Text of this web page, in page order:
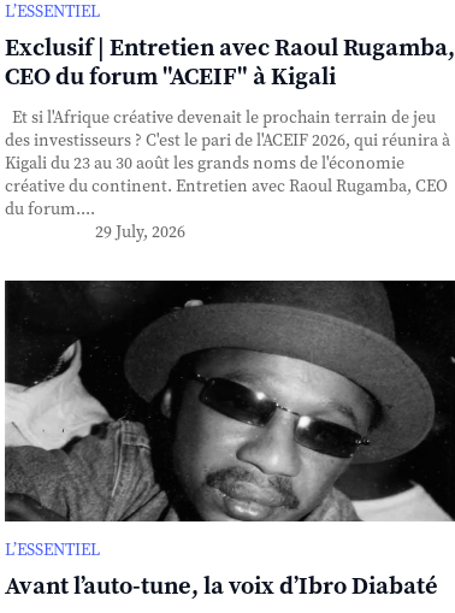
L’ESSENTIEL
Exclusif | Entretien avec Raoul Rugamba,
CEO du forum "ACEIF" à Kigali
Et si l'Afrique créative devenait le prochain terrain de jeu
des investisseurs ? C'est le pari de l'ACEIF 2026, qui réunira à
Kigali du 23 au 30 août les grands noms de l'économie
créative du continent. Entretien avec Raoul Rugamba, CEO
du forum....
29 July, 2026
L’ESSENTIEL
Avant l’auto-tune, la voix d’Ibro Diabaté